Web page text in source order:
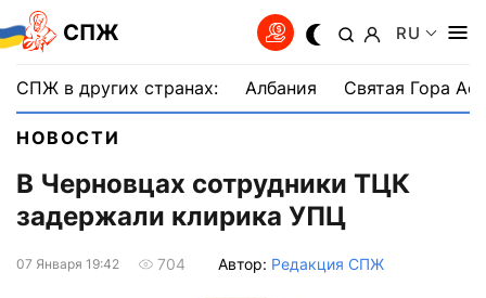
СПЖ RU
СПЖ в других странах: Албания Святая Гора
НОВОСТИ
В Черновцах сотрудники ТЦК
задержали клирика УПЦ
07 Января 19:42 704 Автор: Редакция СПЖ